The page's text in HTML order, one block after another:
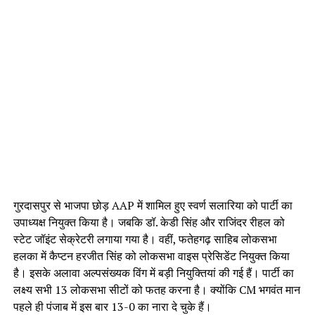
गुरदासपुर से भाजपा छोड़ AAP में शामिल हुए स्वर्ण सलारिया को पार्टी का
उपाध्यक्ष नियुक्त किया है। जबकि डॉ. केडी सिंह और राजिंदर रीहल को
स्टेट जॉइंट सेक्रेटरी लगाया गया है। वहीं, फतेहगढ़ साहिब लोकसभा
हलका में कैप्टन हरजीत सिंह को लोकसभा वाइस प्रेसिडेंट नियुक्त किया
है। इसके अलावा अल्पसंख्यक विंग में बड़ी नियुक्तियां की गई हैं। पार्टी का
लक्ष्य सभी 13 लोकसभा सीटों को फतह करना है। क्योंकि CM भगवंत मान
पहले ही पंजाब में इस बार 13-0 का नारा दे चुके हैं।